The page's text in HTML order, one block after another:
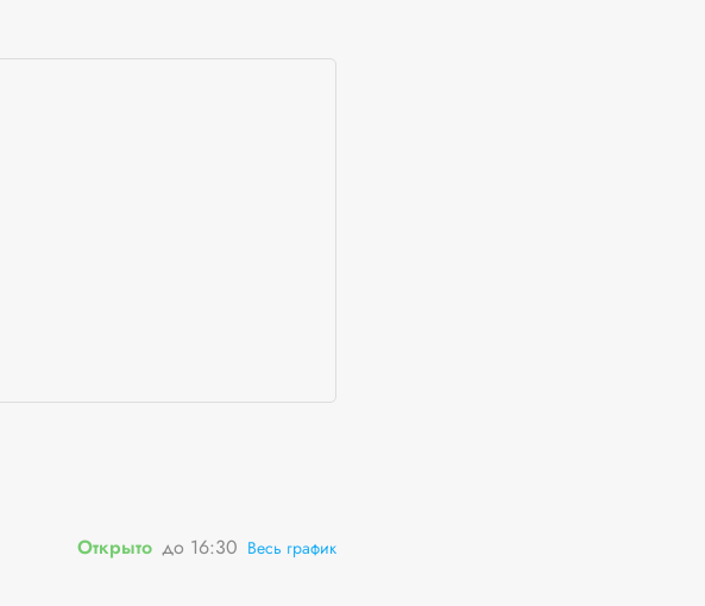
Открыто до 16:30 Весь график